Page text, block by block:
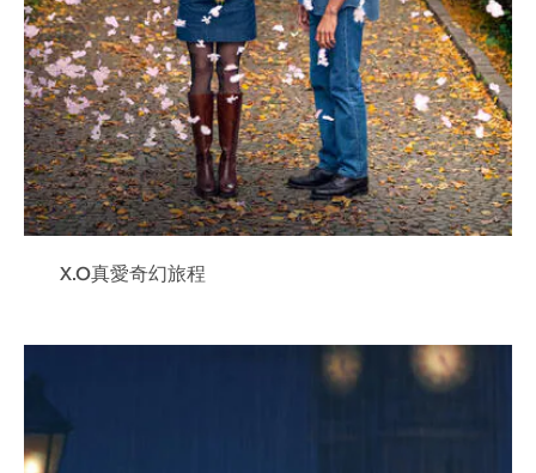
X.O真愛奇幻旅程